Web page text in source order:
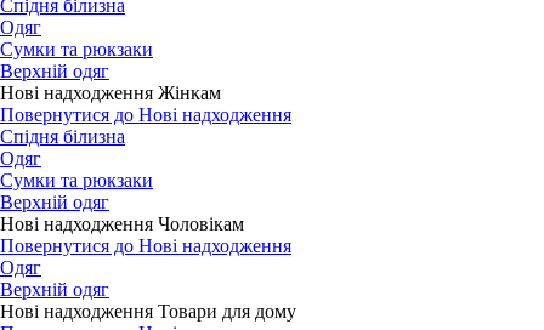
Спідня білизна
Одяг
Сумки та рюкзаки
Верхній одяг
Нові надходження Жінкам
Повернутися до Нові надходження
Спідня білизна
Одяг
Сумки та рюкзаки
Верхній одяг
Нові надходження Чоловікам
Повернутися до Нові надходження
Одяг
Верхній одяг
Нові надходження Товари для дому